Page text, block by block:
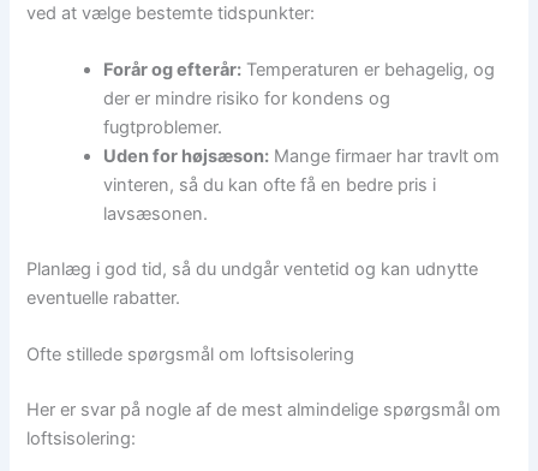
ved at vælge bestemte tidspunkter:
Forår og efterår: Temperaturen er behagelig, og
der er mindre risiko for kondens og
fugtproblemer.
Uden for højsæson: Mange firmaer har travlt om
vinteren, så du kan ofte få en bedre pris i
lavsæsonen.
Planlæg i god tid, så du undgår ventetid og kan udnytte
eventuelle rabatter.
Ofte stillede spørgsmål om loftsisolering
Her er svar på nogle af de mest almindelige spørgsmål om
loftsisolering: